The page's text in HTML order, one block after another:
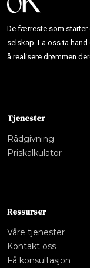
De færreste som
selskap. La oss ta
å realisere drømmen
Tjenester
Rådgivning
Priskalkulator
Ressurser
Våre tjenester
Kontakt oss
Få konsultasjon